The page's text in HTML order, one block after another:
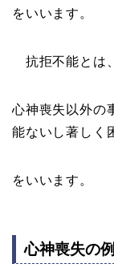
をいいます。
抗拒不能とは、
心神喪失以外の
能ないし著しく
をいいます。
心神喪失の例